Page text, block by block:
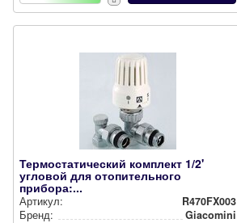
Термостатический комплект 1/2'
угловой для отопительного
прибора:...
Артикул:
R470FX003
Бренд:
Giacomini